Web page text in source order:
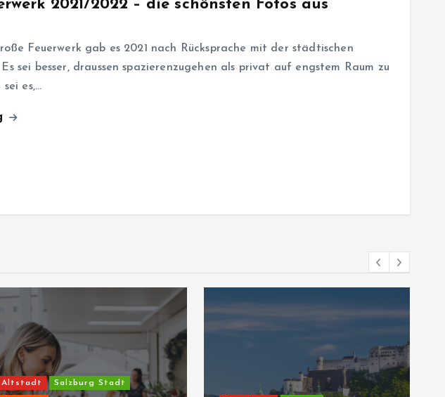
2021/2022 – die schönsten Fotos aus
Feuerwerk gab es 2021 nach Rücksprache mit der städtischen
sei besser, draussen spazierenzugehen als privat auf engstem Raum zu
es,…
Altstadt Salzburg Stadt